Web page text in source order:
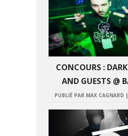
CONCOURS :
AND GUESTS @
PUBLIÉ PAR MAX CAGNARD |